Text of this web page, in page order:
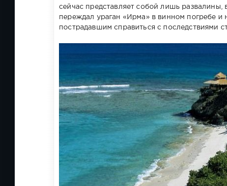
сейчас представляет собой лишь развалины,
переждал ураган «Ирма» в винном погребе и
пострадавшим справиться с последствиями